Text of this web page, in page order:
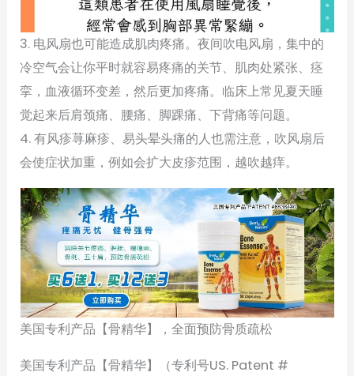
3. 电风扇也可能造成肌肉疼痛。夜间吹电风扇，集中的
冷空气会让你平时就容易疼痛的关节、肌肉处紧张、痉
挛，血液循环变差，然后更加疼痛。临床上常见夏天睡
觉起来后肩颈痛、腰痛、脚踝痛、下背痛等问题。
4. 有风疹荨麻疹、易头晕头痛的人也需注意，吹风扇后
会使症状加重，例如会扩大皮疹范围，越吹越痒。
美国专利产品【骨精华】，全面预防骨质疏松
美国专利产品【骨精华】（专利号US. Patent #